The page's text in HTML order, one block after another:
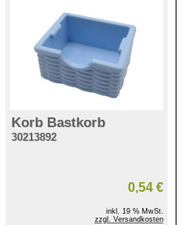
Korb Bastkorb
30213892
0,54 €
inkl. 19 % MwSt.
zzgl. Versandkosten